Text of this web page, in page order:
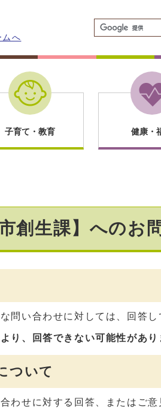
ムへ
子育て・教育 健康・
創生課】へのお
問い合わせに対しては、回答し
り、回答できない可能性があ
ついて
わせに対する回答、またはご